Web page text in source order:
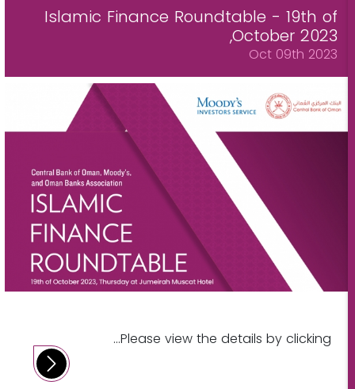
Islamic Finance Roundtable - 19th of
October 2023,
Oct 09th 2023
Please view the details by clicking...